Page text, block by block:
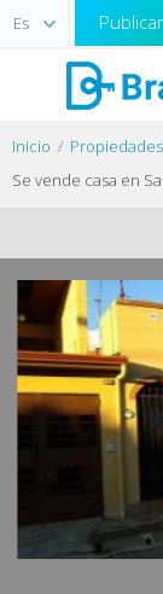
Inicio Propiedades
Se vende casa en